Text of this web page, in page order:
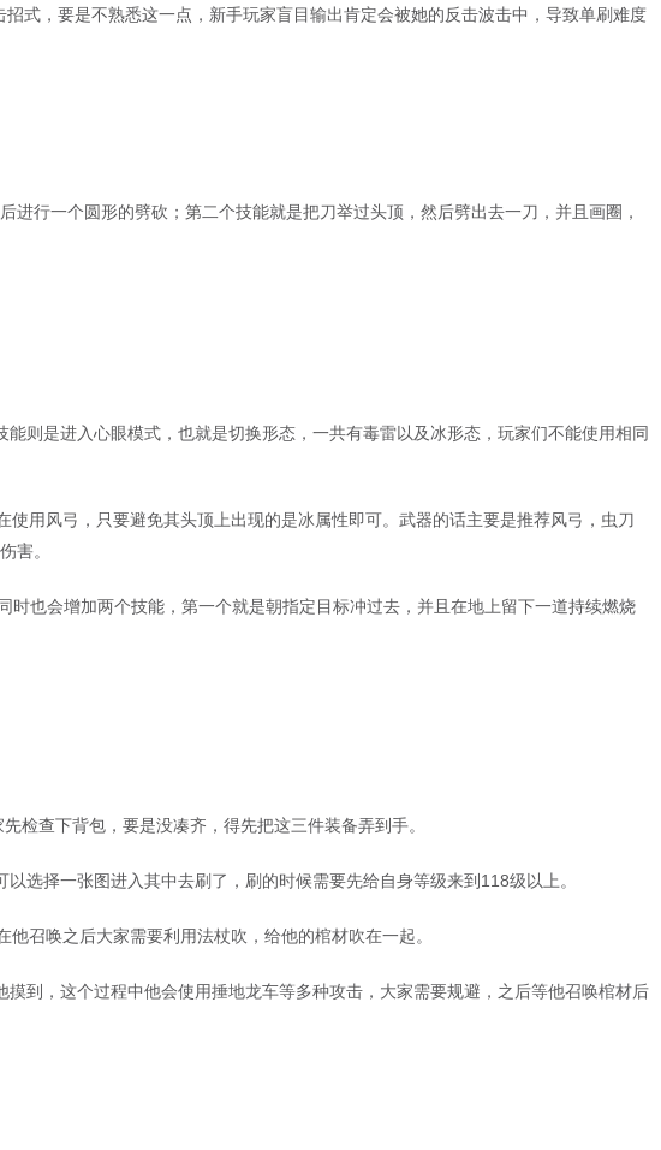
式，要是不熟悉这一点，新手玩家盲目输出肯定会被她的反击波击中，导致单刷难度
行一个圆形的劈砍；第二个技能就是把刀举过头顶，然后劈出去一刀，并且画圈，
则是进入心眼模式，也就是切换形态，一共有毒雷以及冰形态，玩家们不能使用相同
用风弓，只要避免其头顶上出现的是冰属性即可。武器的话主要是推荐风弓，虫刀
害。
也会增加两个技能，第一个就是朝指定目标冲过去，并且在地上留下一道持续燃烧
查下背包，要是没凑齐，得先把这三件装备弄到手。
选择一张图进入其中去刷了，刷的时候需要先给自身等级来到118级以上。
召唤之后大家需要利用法杖吹，给他的棺材吹在一起。
到，这个过程中他会使用捶地龙车等多种攻击，大家需要规避，之后等他召唤棺材后